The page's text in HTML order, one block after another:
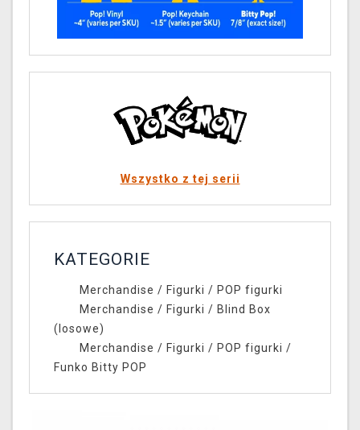
Wszystko z tej serii
KATEGORIE
Merchandise / Figurki / POP figurki
Merchandise / Figurki / Blind Box
(losowe)
Merchandise / Figurki / POP figurki /
Funko Bitty POP